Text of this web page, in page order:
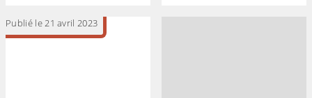
Publié le 21 avril 2023